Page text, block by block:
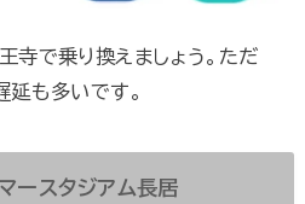
寺で乗り換えましょう。ただ
延も多いです。
ースタジアム長居